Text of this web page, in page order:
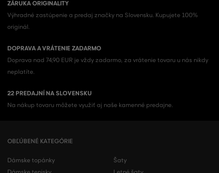
ZÁRUKA ORIGINALITY
Výhradné zastúpenie a predaj značky na Slovensku. Kupujete 100%
originál.
DOPRAVA A VRÁTENIE ZADARMO
Doprava nad 74,90 EUR je vždy zadarmo, za vrátenie tovaru u nás nikdy
neplatíte.
22 PREDAJNÍ NA SLOVENSKU
Na nákup tovaru môžete využiť aj naše kamenné predajne.
OBĽÚBENÉ KATEGÓRIE
Dámske topánky
Šaty